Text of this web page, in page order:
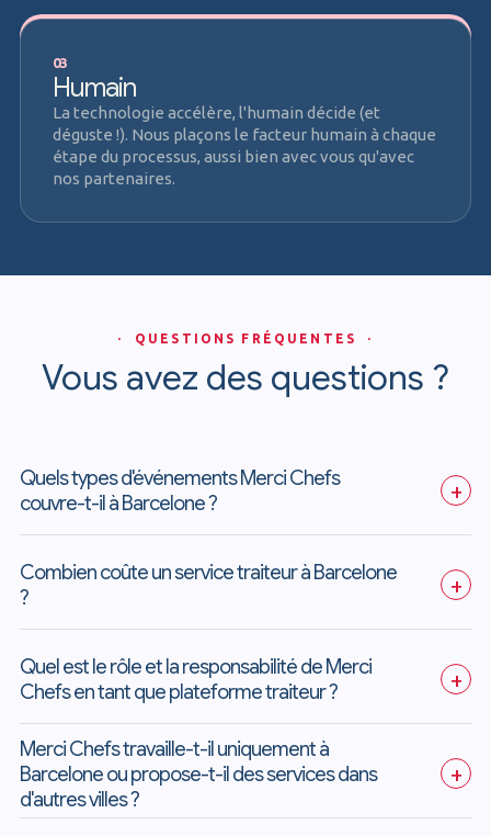
03
Humain
La technologie accélère, l'humain décide (et
déguste !). Nous plaçons le facteur humain à chaque
étape du processus, aussi bien avec vous qu'avec
nos partenaires.
· QUESTIONS FRÉQUENTES ·
Vous avez des questions ?
Quels types d'événements Merci Chefs
couvre-t-il à Barcelone ?
+
Combien coûte un service traiteur à Barcelone
?
+
Quel est le rôle et la responsabilité de Merci
Chefs en tant que plateforme traiteur ?
+
Merci Chefs travaille-t-il uniquement à
Barcelone ou propose-t-il des services dans
d'autres villes ?
+